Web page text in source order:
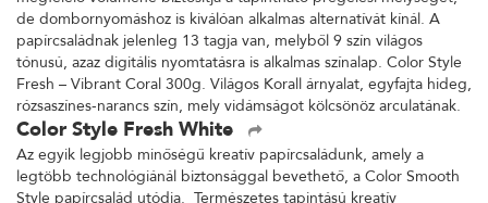
de dombornyomáshoz is kiválóan alkalmas alternatívát kínál. A
papírcsaládnak jelenleg 13 tagja van, melyből 9 szín világos
tónusú, azaz digitális nyomtatásra is alkalmas színalap. Color Style
Fresh – Vibrant Coral 300g. Világos Korall árnyalat, egyfajta hideg,
rózsaszínes-narancs szín, mely vidámságot kölcsönöz arculatának.
Color Style Fresh White
Az egyik legjobb minőségű kreatív papírcsaládunk, amely a
legtöbb technológiánál biztonsággal bevethető, a Color Smooth
Style papírcsalád utódja. Természetes tapintású kreatív